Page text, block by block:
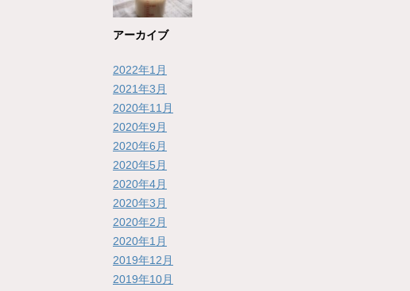
アーカイブ
2022年1月
2021年3月
2020年11月
2020年9月
2020年6月
2020年5月
2020年4月
2020年3月
2020年2月
2020年1月
2019年12月
2019年10月